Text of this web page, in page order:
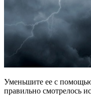
Уменьшите ее с
правильно смотрелось